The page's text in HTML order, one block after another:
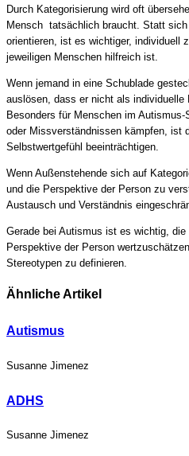
Durch Kategorisierung wird oft
Mensch tatsächlich braucht. Statt
orientieren, ist es wichtiger, individuell
jeweiligen Menschen hilfreich ist.
Wenn jemand in eine Schublade
auslösen, dass er nicht als individuelle
Besonders für Menschen im
oder Missverständnissen kämpfen, ist
Selbstwertgefühl beeinträchtigen.
Wenn Außenstehende sich auf
und die Perspektive der Person zu
Austausch und Verständnis
Gerade bei Autismus ist es wichtig,
Perspektive der Person
Stereotypen zu definieren.
Ähnliche Artikel
Autismus
Susanne Jimenez
ADHS
Susanne Jimenez